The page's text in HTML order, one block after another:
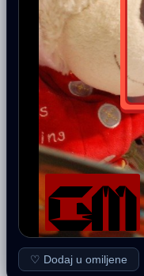
♡ Dodaj u omiljene